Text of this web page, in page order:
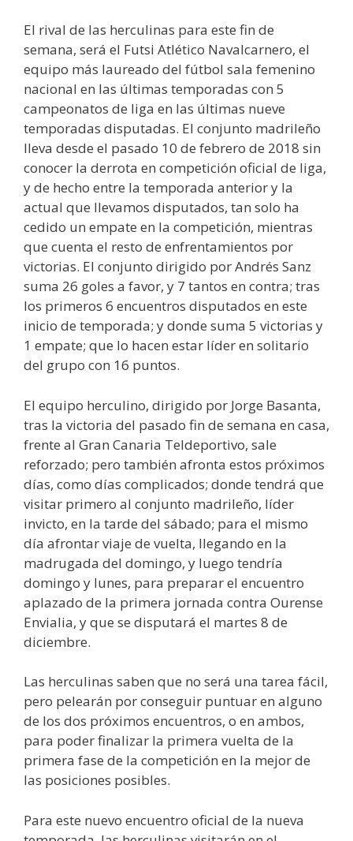
El rival de las herculinas para este fin de
semana, será el Futsi Atlético Navalcarnero, el
equipo más laureado del fútbol sala femenino
nacional en las últimas temporadas con 5
campeonatos de liga en las últimas nueve
temporadas disputadas. El conjunto madrileño
lleva desde el pasado 10 de febrero de 2018 sin
conocer la derrota en competición oficial de liga,
y de hecho entre la temporada anterior y la
actual que llevamos disputados, tan solo ha
cedido un empate en la competición, mientras
que cuenta el resto de enfrentamientos por
victorias. El conjunto dirigido por Andrés Sanz
suma 26 goles a favor, y 7 tantos en contra; tras
los primeros 6 encuentros disputados en este
inicio de temporada; y donde suma 5 victorias y
1 empate; que lo hacen estar líder en solitario
del grupo con 16 puntos.
El equipo herculino, dirigido por Jorge Basanta,
tras la victoria del pasado fin de semana en casa,
frente al Gran Canaria Teldeportivo, sale
reforzado; pero también afronta estos próximos
días, como días complicados; donde tendrá que
visitar primero al conjunto madrileño, líder
invicto, en la tarde del sábado; para el mismo
día afrontar viaje de vuelta, llegando en la
madrugada del domingo, y luego tendría
domingo y lunes, para preparar el encuentro
aplazado de la primera jornada contra Ourense
Envialia, y que se disputará el martes 8 de
diciembre.
Las herculinas saben que no será una tarea fácil,
pero pelearán por conseguir puntuar en alguno
de los dos próximos encuentros, o en ambos,
para poder finalizar la primera vuelta de la
primera fase de la competición en la mejor de
las posiciones posibles.
Para este nuevo encuentro oficial de la nueva